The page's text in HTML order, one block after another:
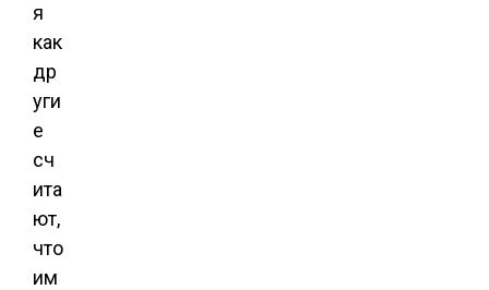
я
как
др
уги
е
сч
ита
ют,
что
им